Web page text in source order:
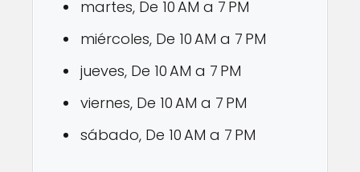
martes, De 10 AM a 7 PM
miércoles, De 10 AM a 7 PM
jueves, De 10 AM a 7 PM
viernes, De 10 AM a 7 PM
sábado, De 10 AM a 7 PM